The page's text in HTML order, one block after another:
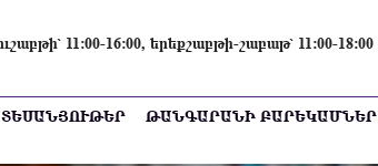
11։00-16։00, երեքշաբթի-շաբաթ՝ 11։00-18։00
ՏԵՍԱՆՅՈՒԹԵՐ ԹԱՆԳԱՐԱՆԻ ԲԱՐԵԿԱՄՆԵՐ